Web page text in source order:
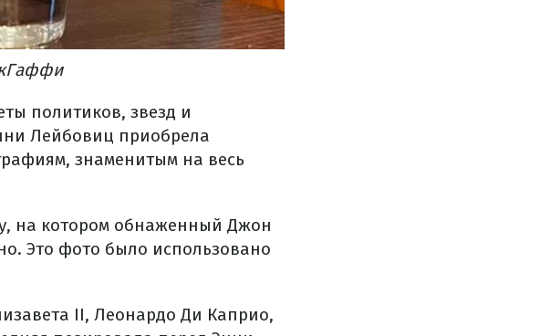
политиков, звезд и
Лейбовиц приобрела
знаменитым на весь
на котором обнаженный Джон
Это фото было использовано
II, Леонардо Ди Каприо,